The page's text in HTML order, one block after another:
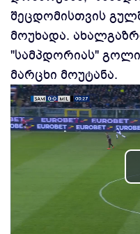
შეცდომისთვის
მოუხადა.
"სამპდორიას"
მარცხი მოუტანა.